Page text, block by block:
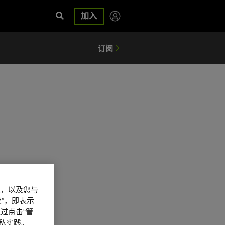
加入
以及您与
，即表示
点击“管
实践。